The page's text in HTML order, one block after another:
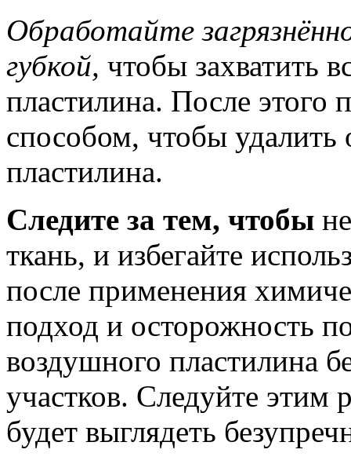
Обработайте
губкой, чтобы захватить
пластилина. После
способом, чтобы удалить
пластилина.
Следите за тем, чтобы
ткань, и избегайте
после применения
подход и осторожность
воздушного пластилина
участков. Следуйте этим
будет выглядеть